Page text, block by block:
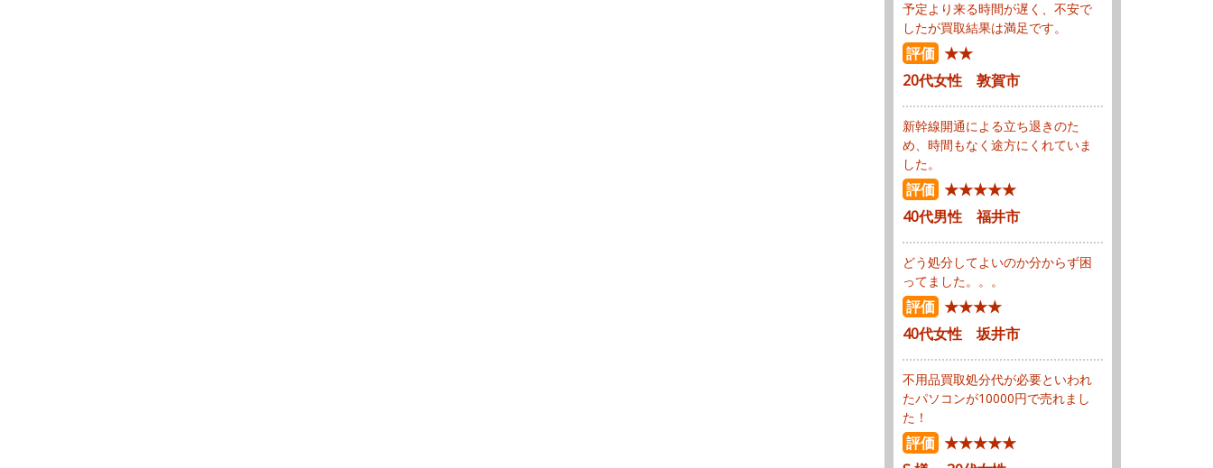
予定より来る時間が遅く、不安で
したが買取結果は満足です。
評価 ★★
20代女性 敦賀市
新幹線開通による立ち退きのた
め、時間もなく途方にくれていま
した。
評価 ★★★★★
40代男性 福井市
どう処分してよいのか分からず困
ってました。。。
評価 ★★★★
40代女性 坂井市
不用品買取処分代が必要といわれ
たパソコンが10000円で売れまし
た！
評価 ★★★★★